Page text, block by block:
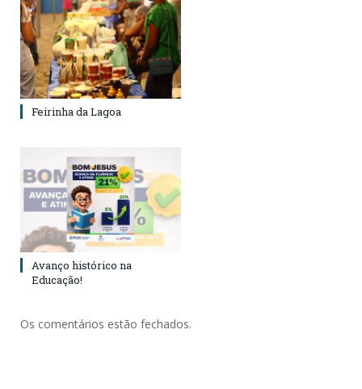
Feirinha da Lagoa
Avanço histórico na
Educação!
Os comentários estão fechados.